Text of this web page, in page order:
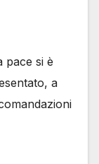
pace si è
a